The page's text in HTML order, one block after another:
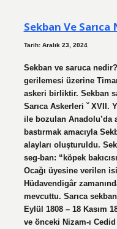
Sekban Ve Sarıca
Tarih: Aralık 23, 2024
Sekban ve saruca
gerilemesi üzerine
askeri birliktir. Sekban
Sarıca Askerleri ˇ XVII.
ile bozulan Anadolu’da
bastırmak amacıyla
alayları oluşturuldu.
seg-ban: “köpek
Ocağı üyesine verilen
Hüdavendigâr
mevcuttu. Sarıca
Eylül 1808 – 18 Kasım
ve önceki Nizam-ı